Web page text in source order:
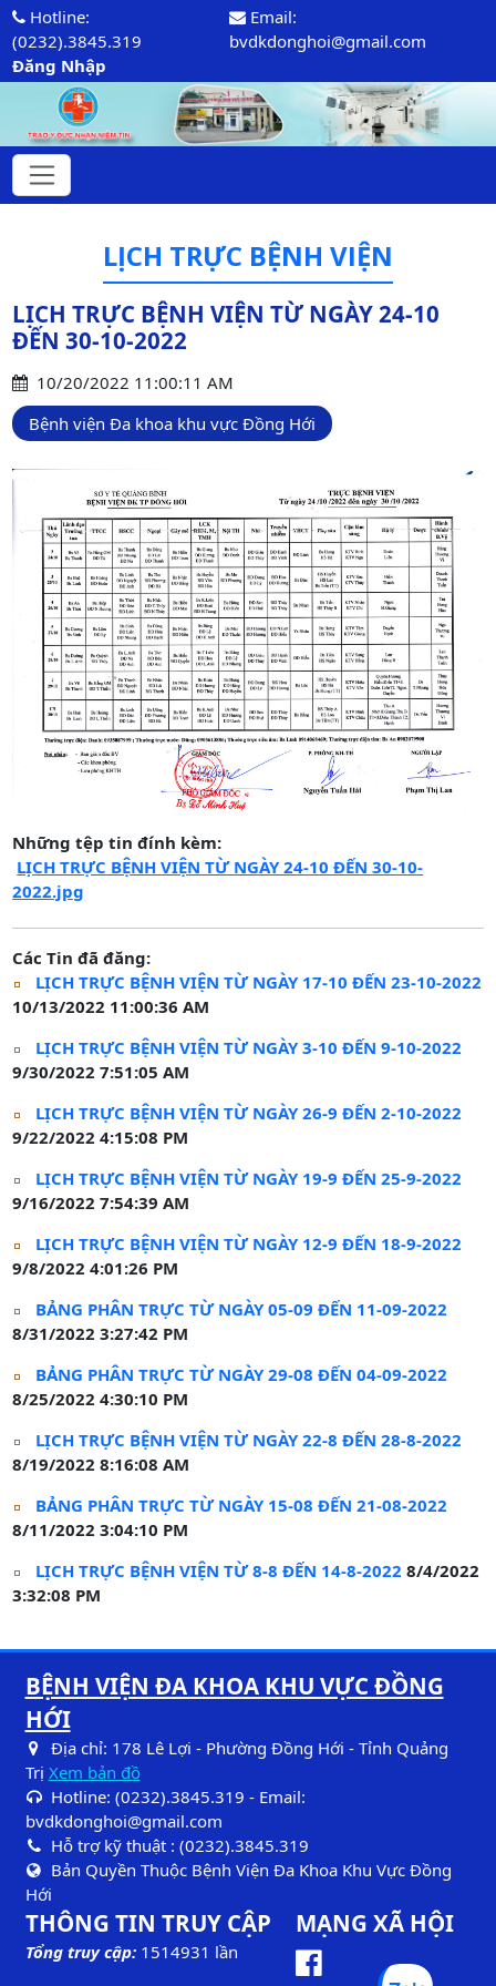
Hotline:
(0232).3845.319
Email:
bvdkdonghoi@gmail.com
Đăng Nhập
LỊCH TRỰC BỆNH VIỆN
LỊCH TRỰC BỆNH VIỆN TỪ NGÀY 24-10
ĐẾN 30-10-2022
10/20/2022 11:00:11 AM
Bệnh viện Đa khoa khu vực Đồng Hới
Những tệp tin đính kèm:
LỊCH TRỰC BỆNH VIỆN TỪ NGÀY 24-10 ĐẾN 30-10-
2022.jpg
Các Tin đã đăng:
LỊCH TRỰC BỆNH VIỆN TỪ NGÀY 17-10 ĐẾN 23-10-2022
10/13/2022 11:00:36 AM
LỊCH TRỰC BỆNH VIỆN TỪ NGÀY 3-10 ĐẾN 9-10-2022
9/30/2022 7:51:05 AM
LỊCH TRỰC BỆNH VIỆN TỪ NGÀY 26-9 ĐẾN 2-10-2022
9/22/2022 4:15:08 PM
LỊCH TRỰC BỆNH VIỆN TỪ NGÀY 19-9 ĐẾN 25-9-2022
9/16/2022 7:54:39 AM
LỊCH TRỰC BỆNH VIỆN TỪ NGÀY 12-9 ĐẾN 18-9-2022
9/8/2022 4:01:26 PM
BẢNG PHÂN TRỰC TỪ NGÀY 05-09 ĐẾN 11-09-2022
8/31/2022 3:27:42 PM
BẢNG PHÂN TRỰC TỪ NGÀY 29-08 ĐẾN 04-09-2022
8/25/2022 4:30:10 PM
LỊCH TRỰC BỆNH VIỆN TỪ NGÀY 22-8 ĐẾN 28-8-2022
8/19/2022 8:16:08 AM
BẢNG PHÂN TRỰC TỪ NGÀY 15-08 ĐẾN 21-08-2022
8/11/2022 3:04:10 PM
LỊCH TRỰC BỆNH VIỆN TỪ 8-8 ĐẾN 14-8-2022 8/4/2022
3:32:08 PM
BỆNH VIỆN ĐA KHOA KHU VỰC ĐỒNG
HỚI
Địa chỉ: 178 Lê Lợi - Phường Đồng Hới - Tỉnh Quảng
Trị Xem bản đồ
Hotline: (0232).3845.319 - Email:
bvdkdonghoi@gmail.com
Hỗ trợ kỹ thuật : (0232).3845.319
Bản Quyền Thuộc Bệnh Viện Đa Khoa Khu Vực Đồng
Hới
THÔNG TIN TRUY CẬP
Tổng truy cập:1514931 lần
MẠNG XÃ HỘI